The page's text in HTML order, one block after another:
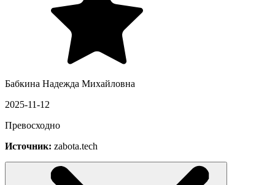
Бабкина Надежда Михайловна
2025-11-12
Превосходно
Источник: zabota.tech